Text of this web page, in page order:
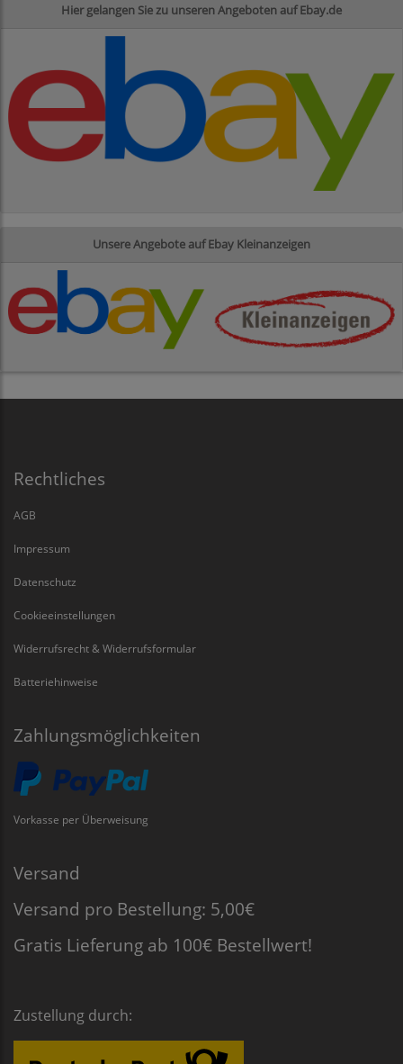
Hier gelangen Sie zu unseren Angeboten auf Ebay.de
Unsere Angebote auf Ebay Kleinanzeigen
Rechtliches
AGB
Impressum
Datenschutz
Cookieeinstellungen
Widerrufsrecht & Widerrufsformular
Batteriehinweise
Zahlungsmöglichkeiten
Vorkasse per Überweisung
Versand
Versand pro Bestellung: 5,00€
Gratis Lieferung ab 100€ Bestellwert!
Zustellung durch: